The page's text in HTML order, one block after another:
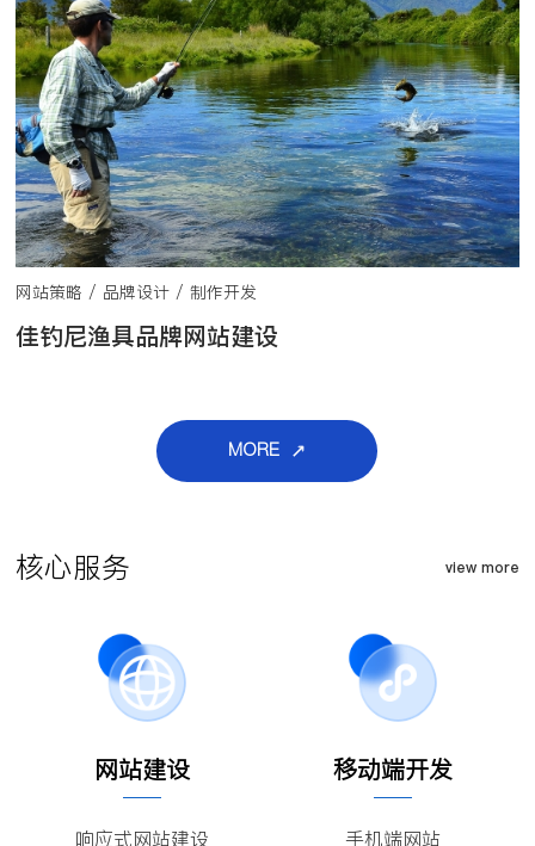
网站策略 / 品牌设计 / 制作开发
佳钓尼渔具品牌网站建设
MORE
核心服务 view more
网站建设
响应式网站建设
移动端开发
手机端网站